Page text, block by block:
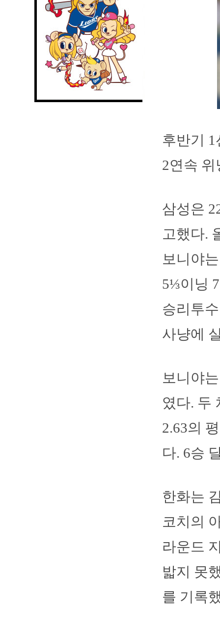
후반기
2연속
삼성은
고했다.
보니야
5⅓이닝
승리투
사냥에
보니야
였다. 두
2.63의
다. 6승
한화는
코치의
라운드
밟지 못
를 기록